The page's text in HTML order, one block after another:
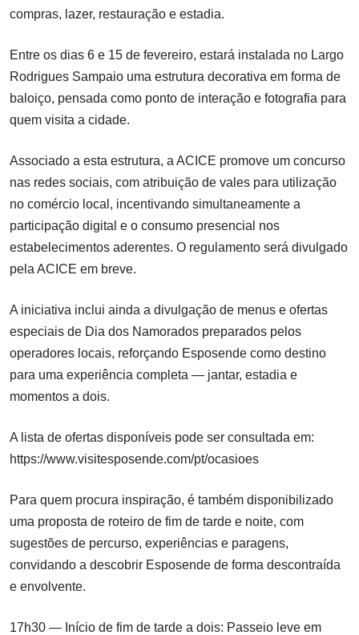
compras, lazer, restauração e estadia.
Entre os dias 6 e 15 de fevereiro, estará instalada no Largo
Rodrigues Sampaio uma estrutura decorativa em forma de
baloiço, pensada como ponto de interação e fotografia para
quem visita a cidade.
Associado a esta estrutura, a ACICE promove um concurso
nas redes sociais, com atribuição de vales para utilização
no comércio local, incentivando simultaneamente a
participação digital e o consumo presencial nos
estabelecimentos aderentes. O regulamento será divulgado
pela ACICE em breve.
A iniciativa inclui ainda a divulgação de menus e ofertas
especiais de Dia dos Namorados preparados pelos
operadores locais, reforçando Esposende como destino
para uma experiência completa — jantar, estadia e
momentos a dois.
A lista de ofertas disponíveis pode ser consultada em:
https://www.visitesposende.com/pt/ocasioes
Para quem procura inspiração, é também disponibilizado
uma proposta de roteiro de fim de tarde e noite, com
sugestões de percurso, experiências e paragens,
convidando a descobrir Esposende de forma descontraída
e envolvente.
17h30 — Início de fim de tarde a dois: Passeio leve em